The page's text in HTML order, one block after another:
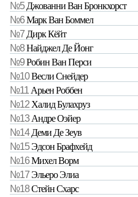
№5 Джованни Ван Бронкхорст
№6Марк Ван Боммел
№7 Дирк Кёйт
№8Найджел Де Йонг
№9Робин Ван Перси
№10Весли Снейдер
№11 Арьен Роббен
№12 Халид Булахруз
№13 Андре Оэйер
№14 Деми Де Зеув
№15Эдсон Брафхейд
№16Михел Ворм
№17Эльеро Элиа
№18Стейн Схарс